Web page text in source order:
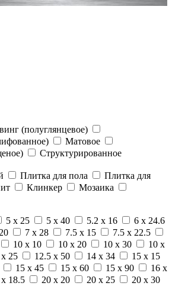
(полуглянцевое)
Матовое
Структурированное
Плитка для пола
Плитка для
Клинкер
Мозаика
5 x 25 5 x 40 5.2 x 16
6 x 24.6
7 x 28 7.5 x 15
7.5 x 22.5
10 x 10 10 x 20 10 x 30
10 x
25 12.5 x 50 14 x 34
15 x 15
15 x 45 15 x 60 15 x 90
16 x
18.5 20 x 20 20 x 25
20 x 30